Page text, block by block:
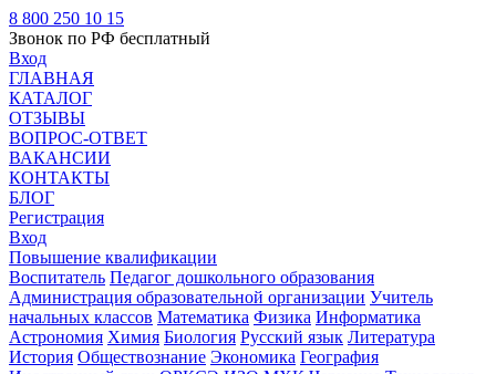
8 800 250 10 15
Звонок по РФ бесплатный
Вход
ГЛАВНАЯ
КАТАЛОГ
ОТЗЫВЫ
ВОПРОС-ОТВЕТ
ВАКАНСИИ
КОНТАКТЫ
БЛОГ
Регистрация
Вход
Повышение квалификации
Воспитатель Педагог дошкольного образования
Администрация образовательной организации Учитель
начальных классов Математика Физика Информатика
Астрономия Химия Биология Русский язык Литература
История Обществознание Экономика География